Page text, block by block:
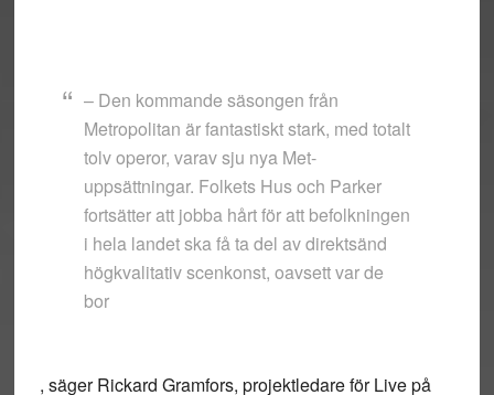
– Den kommande säsongen från
Metropolitan är fantastiskt stark, med totalt
tolv operor, varav sju nya Met-
uppsättningar. Folkets Hus och Parker
fortsätter att jobba hårt för att befolkningen
i hela landet ska få ta del av direktsänd
högkvalitativ scenkonst, oavsett var de
bor
, säger Rickard Gramfors, projektledare för Live på